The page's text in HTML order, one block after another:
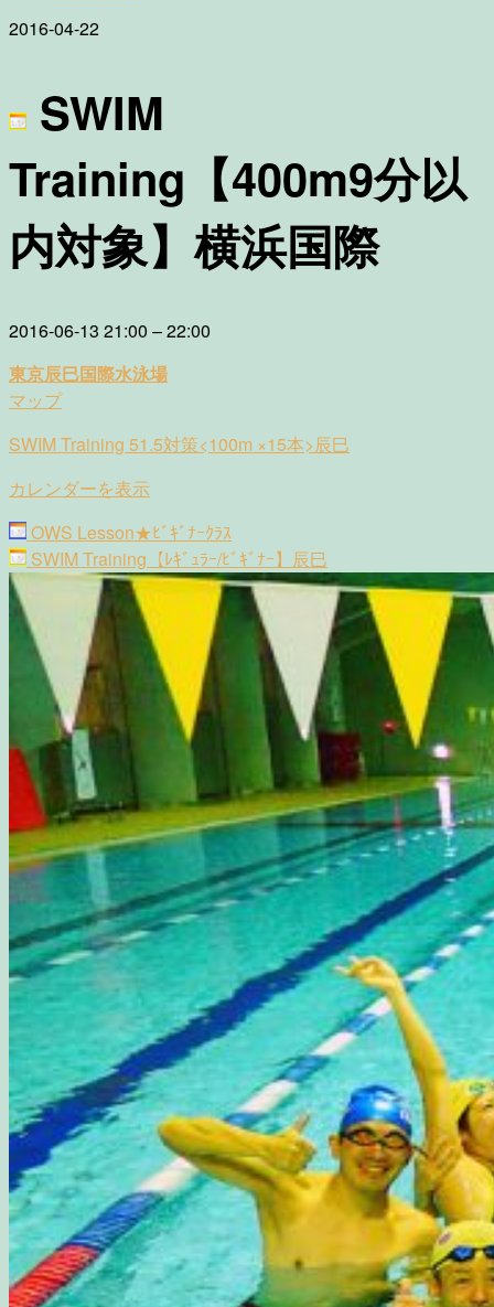
2016-04-22
SWIM
Training【400m9分以
内対象】横浜国際
SWIM
51.5
対
策
辰
巳
2016-06-13 21:00 –22:00
東京辰巳国際水泳場
マップ東
辰
巳
国
際
水
泳
SWIM Training 51.5対策<100m ×15本>辰巳
カレンダーを表示
Post
navigation
OWS Lesson★ﾋﾞｷﾞﾅｰｸﾗｽ
SWIM Training【ﾚｷﾞｭﾗｰ/ﾋﾞｷﾞﾅｰ】辰巳